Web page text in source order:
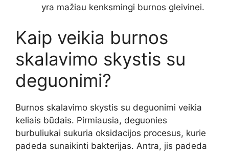
yra mažiau kenksmingi burnos gleivinei.
Kaip veikia burnos
skalavimo skystis su
deguonimi?
Burnos skalavimo skystis su deguonimi veikia
keliais būdais. Pirmiausia, deguonies
burbuliukai sukuria oksidacijos procesus, kurie
padeda sunaikinti bakterijas. Antra, jis padeda